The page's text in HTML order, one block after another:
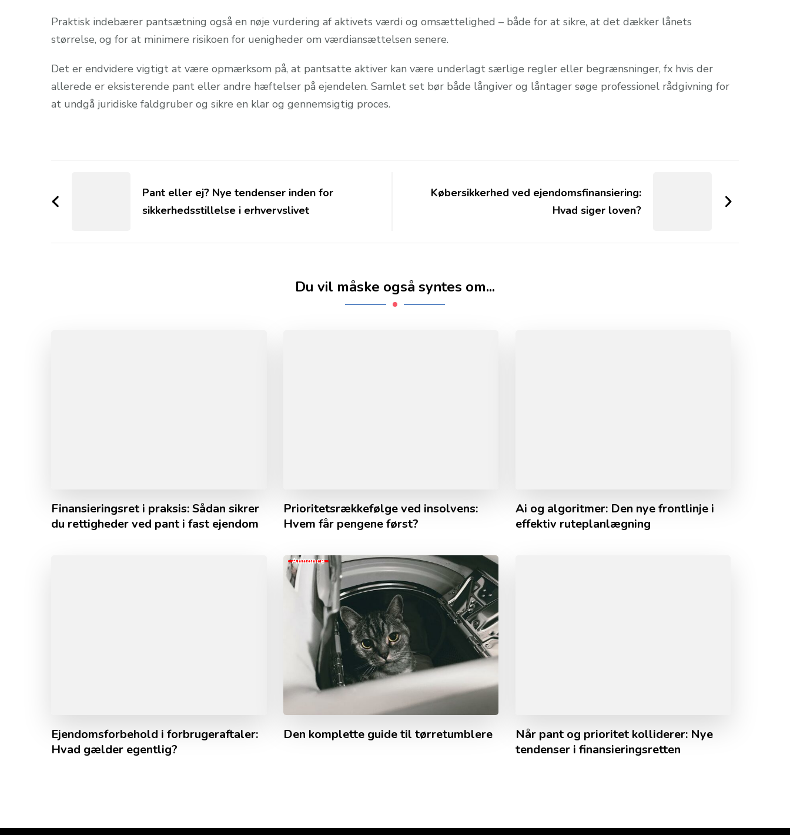
Praktisk indebærer pantsætning også en nøje vurdering af aktivets værdi og omsættelighed – både for at sikre, at det dækker lånets
størrelse, og for at minimere risikoen for uenigheder om værdiansættelsen senere.
Det er endvidere vigtigt at være opmærksom på, at pantsatte aktiver kan være underlagt særlige regler eller begrænsninger, fx hvis der
allerede er eksisterende pant eller andre hæftelser på ejendelen. Samlet set bør både långiver og låntager søge professionel rådgivning for
at undgå juridiske faldgruber og sikre en klar og gennemsigtig proces.
NavigationPant eller ej? Nye tendenser inden for
sikkerhedsstillelse i erhvervslivet
Købersikkerhed ved ejendomsfinansiering:
Hvad siger loven?
Du vil måske også syntes om...
Finansieringsret i praksis: Sådan sikrer
du rettigheder ved pant i fast ejendom
Prioritetsrækkefølge ved insolvens:
Hvem får pengene først?
Ai og algoritmer: Den nye frontlinje i
effektiv ruteplanlægning
Ejendomsforbehold i forbrugeraftaler:
Hvad gælder egentlig?
Annonce
Den komplette guide til tørretumblere
Når pant og prioritet kolliderer: Nye
tendenser i finansieringsretten